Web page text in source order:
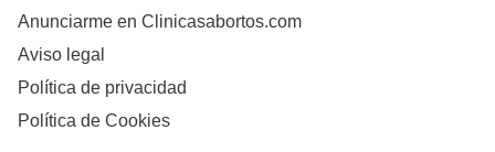
Anunciarme en Clinicasabortos.com
Aviso legal
Política de privacidad
Política de Cookies